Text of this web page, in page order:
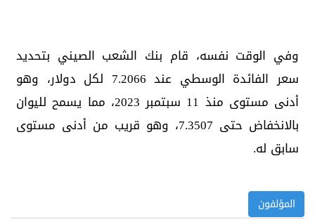
وفي الوقت نفسه، قام بنك الشعب الصيني بتحديد
سعر الفائدة الوسطي عند 7.2066 لكل دولار، وهو
أدنى مستوى منذ 11 سبتمبر 2023، مما يسمح لليوان
بالانخفاض حتى 7.3507، وهو قريب من أدنى مستوى
سابق له.
المؤلفون